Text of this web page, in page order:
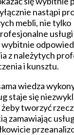
nastąpi
mebli, nie tylko
z należytych
i kunsztu.
wiedza
staje się
tworzyć
zamawiając